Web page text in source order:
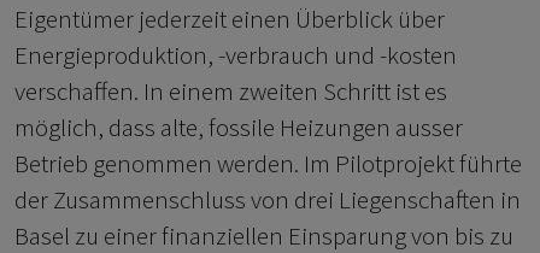
Eigentümer jederzeit einen Überblick über
Energieproduktion, -verbrauch und -kosten
verschaffen. In einem zweiten Schritt ist es
möglich, dass alte, fossile Heizungen ausser
Betrieb genommen werden. Im Pilotprojekt führte
der Zusammenschluss von drei Liegenschaften in
Basel zu einer finanziellen Einsparung von bis zu